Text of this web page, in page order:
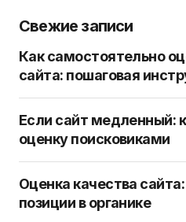
Свежие записи
Как самостоятельно
сайта: пошаговая
Если сайт медленный:
оценку поисковиками
Оценка качества
позиции в органике